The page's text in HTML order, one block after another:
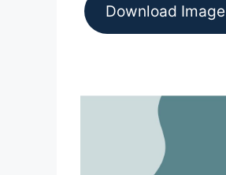
Download Image